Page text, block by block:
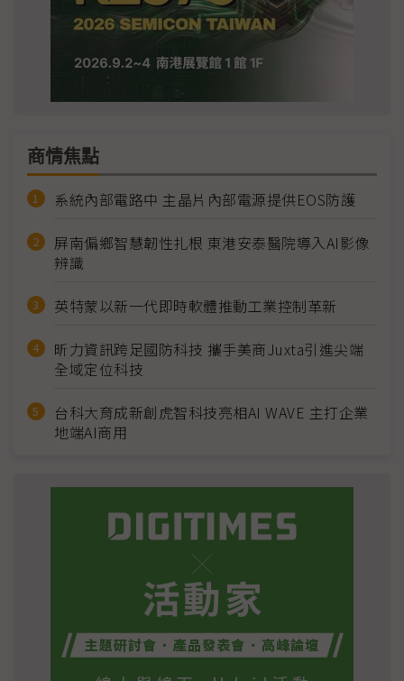
商情焦點
系統內部電路中 主晶片內部電源提供EOS防護
屏南偏鄉智慧韌性扎根 東港安泰醫院導入AI影像
辨識
英特蒙以新一代即時軟體推動工業控制革新
昕力資訊跨足國防科技 攜手美商Juxta引進尖端
全域定位科技
台科大育成新創虎智科技亮相AI WAVE 主打企業
地端AI商用